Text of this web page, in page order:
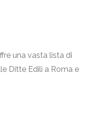
una vasta lista di
Ditte Edili a Roma e